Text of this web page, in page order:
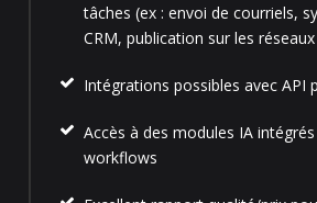
tâches (ex : envoi de courriels,
CRM, publication sur les
Intégrations possibles avec API
Accès à des modules IA
workflows